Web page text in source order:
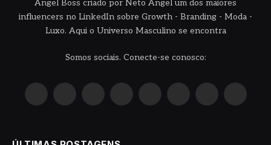
Angel Boss criado por Neto Angel um dos maiores
influencers no LinkedIn sobre Growth - Branding - Moda -
Luxo. Aqui o Universo Masculino se encontra
Somos sociais. Conecte-se conosco:
InstagramPinterestYouTube LinkedIn WhatsAppReddit TikTok